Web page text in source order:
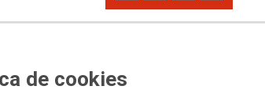
de cookies